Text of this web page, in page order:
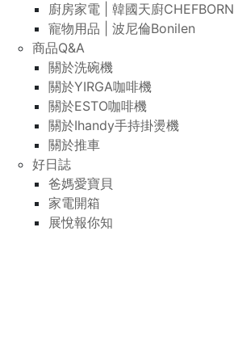
廚房家電 | 韓國天廚CHEFBORN
寵物用品 | 波尼倫Bonilen
商品Q&A
關於洗碗機
關於YIRGA咖啡機
關於ESTO咖啡機
關於Ihandy手持掛燙機
關於推車
好日誌
爸媽愛寶貝
家電開箱
展悅報你知